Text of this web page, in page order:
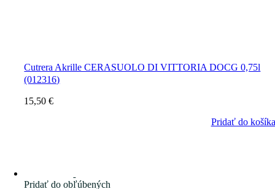
Cutrera Akrille CERASUOLO DI VITTORIA DOCG 0,75l
(012316)
15,50€
Pridať do košíka
Pridať do obľúbených